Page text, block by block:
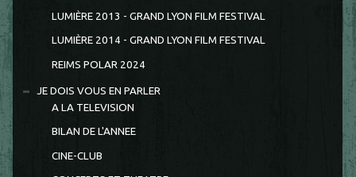
LUMIÈRE 2013 - GRAND LYON FILM FESTIVAL
LUMIÈRE 2014 - GRAND LYON FILM FESTIVAL
REIMS POLAR 2024
JE DOIS VOUS EN PARLER
A LA TELEVISION
BILAN DE L'ANNEE
CINE-CLUB